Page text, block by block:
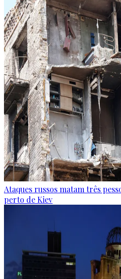
Ataques russos matam três
perto de Kiev